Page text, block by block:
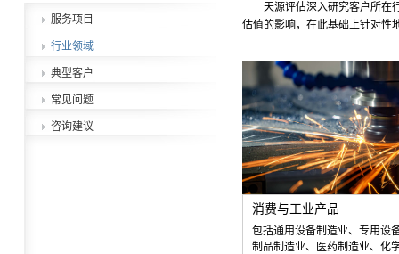
服务项目
行业领域
典型客户
常见问题
咨询建议
天源评估深入研究客户所在
估值的影响，在此基础上针对性
消费与工业产品
包括通用设备制造业、专用设
制品制造业、医药制造业、化